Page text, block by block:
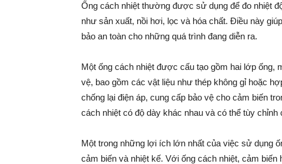
Ống cách nhiệt thường được sử dụng để đo nhiệt
như sản xuất, nồi hơi, lọc và hóa chất. Điều này
bảo an toàn cho những quá trình đang diễn ra.
Một ống cách nhiệt được cấu tạo gồm hai lớp ống,
vệ, bao gồm các vật liệu như thép không gỉ hoặc
chống lại điện áp, cung cấp bảo vệ cho cảm biến
cách nhiệt có độ dày khác nhau và có thể tùy
Một trong những lợi ích lớn nhất của việc sử dụng
cảm biến và nhiệt kế. Với ống cách nhiệt, cảm